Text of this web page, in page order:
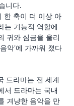
니다.
한 축이 더 이상 아
는 기능적 역할에
귀와 심금을 울리
악'에 가까워 졌다
드라마는 전 세계
서 드라마는 국내
겨냥한 음악을 만